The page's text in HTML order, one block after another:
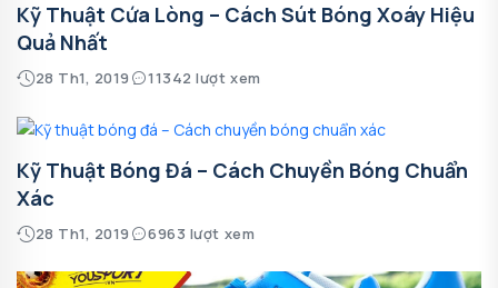
Kỹ Thuật Cứa Lòng – Cách Sút Bóng Xoáy Hiệu
Quả Nhất
28 Th1, 2019 11342 lượt xem
Kỹ Thuật Bóng Đá – Cách Chuyền Bóng Chuẩn
Xác
28 Th1, 2019 6963 lượt xem